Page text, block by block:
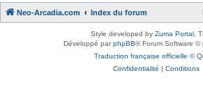
Neo-Arcadia.com Index du forum
Style developed by Zuma Portal ,
Développé parphpBB® Forum Software ©
Traduction française officielle ©
Confidentialité | Conditions